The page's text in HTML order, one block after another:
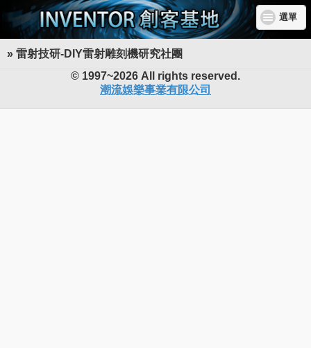
選單
» 雷射技研-DIY雷射雕刻機研究社團
INVENTOR 創客基地
© 1997~2026 All rights reserved.
潮流娛樂事業有限公司